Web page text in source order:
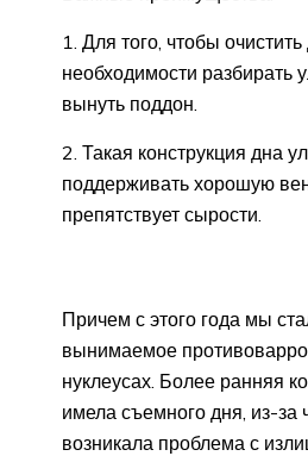
1. Для того, чтобы очистить
необходимости разбирать
вынуть поддон.
2. Такая конструкция дна
поддерживать хорошую
препятствует сырости.
Причем с этого года мы
вынимаемое
нуклеусах. Более ранняя
имела съемного дня, из-за
возникала проблема с